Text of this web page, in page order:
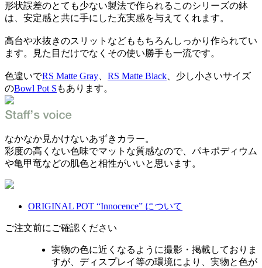
形状誤差のとても少ない製法で作られるこのシリーズの鉢
は、安定感と共に手にした充実感を与えてくれます。
高台や水抜きのスリットなどももちろんしっかり作られてい
ます。見た目だけでなくその使い勝手も一流です。
色違いでRS Matte Gray RS Matte Black 、少し小さいサイズ
のBowl Pot S もあります。
なかなか見かけないあずきカラー。
彩度の高くない色味でマットな質感なので、パキポディウム
や亀甲竜などの肌色と相性がいいと思います。
ORIGINAL POT “Innocence” について
ご注文前にご確認ください
実物の色に近くなるように撮影・掲載しておりま
すが、ディスプレイ等の環境により、実物と色が